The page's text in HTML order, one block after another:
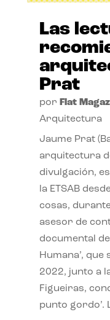
Las
Prat
por Flat
Arquitectura
Jaume Prat
arquitectura
divulgación,
la ETSAB
cosas,
asesor de
documental
Humana’, que
2022, junto a
Figueiras,
punto gordo’.